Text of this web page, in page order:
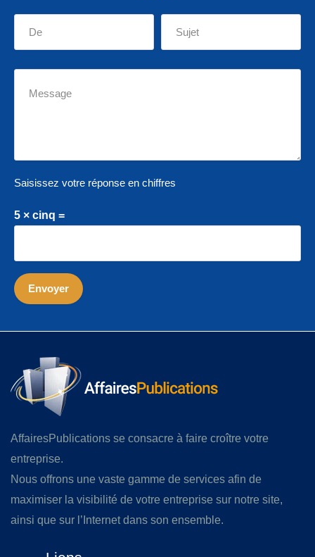
Saisissez votre réponse en chiffres
5 × cinq =
AffairesPublications se consacre à faire croître votre
entreprise.
Nous offrons une vaste gamme de services afin de
maximiser la visibilité de votre entreprise sur notre site,
ainsi que sur l’Internet dans son ensemble.